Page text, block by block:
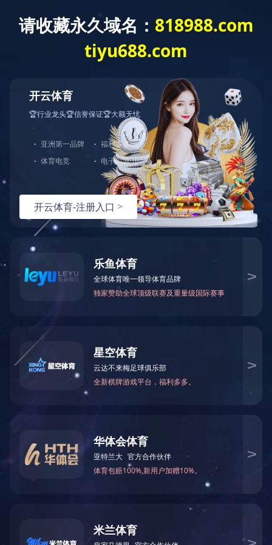
报] 2023年报
财务报表/环境、社会及管治资料 - [年年报报] 2023
上一条资讯：公告及通告 - [更改注册地址或办事处、香港业务
的注册地或香港接收法律程序文件代表] 变更中国主要营业地址
热线： 151-9017-0656